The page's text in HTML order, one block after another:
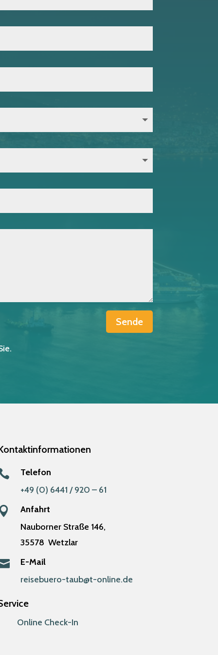
Sende
Telefon
+49 (0) 6441 / 920 – 61
Anfahrt
Nauborner Straße 146,
35578 Wetzlar
E-Mail
reisebuero-taub@t-online.de
Online Check-In